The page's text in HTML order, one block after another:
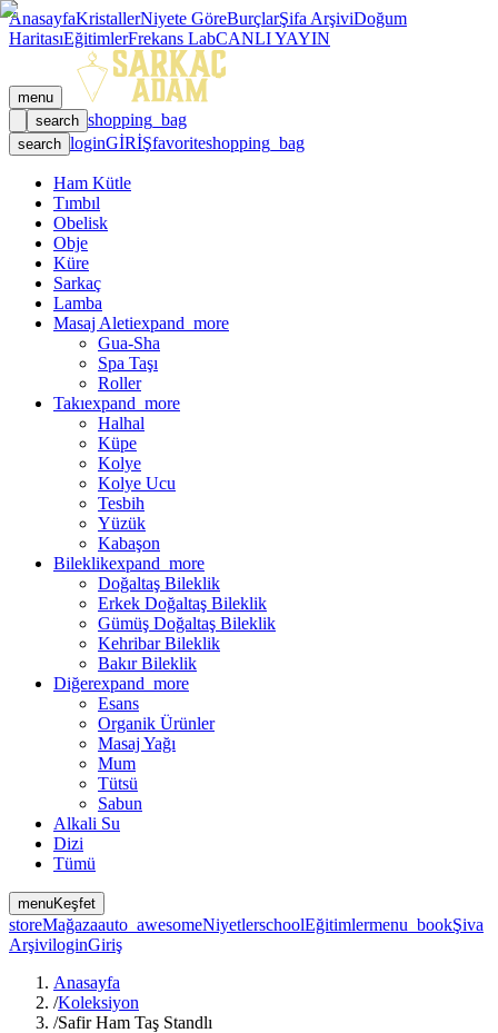
AnasayfaKristallerNiyete GöreBurçlarŞifa ArşiviDoğum
HaritasıEğitimlerFrekans LabCANLI YAYIN
menu
search shopping_bag
search loginGİRİŞfavoriteshopping_bag
Ham Kütle
Tımbıl
Obelisk
Obje
Küre
Sarkaç
Lamba
Masaj Aletiexpand_more
Gua-Sha
Spa Taşı
Roller
Takıexpand_more
Halhal
Küpe
Kolye
Kolye Ucu
Tesbih
Yüzük
Kabaşon
Bileklikexpand_more
Doğaltaş Bileklik
Erkek Doğaltaş Bileklik
Gümüş Doğaltaş Bileklik
Kehribar Bileklik
Bakır Bileklik
Diğerexpand_more
Esans
Organik Ürünler
Masaj Yağı
Mum
Tütsü
Sabun
Alkali Su
Dizi
Tümü
menuKeşfet
storeMağazaauto_awesomeNiyetlerschoolEğitimlermenu_bookŞiva
ArşiviloginGiriş
Anasayfa
/Koleksiyon
/Safir Ham Taş Standlı